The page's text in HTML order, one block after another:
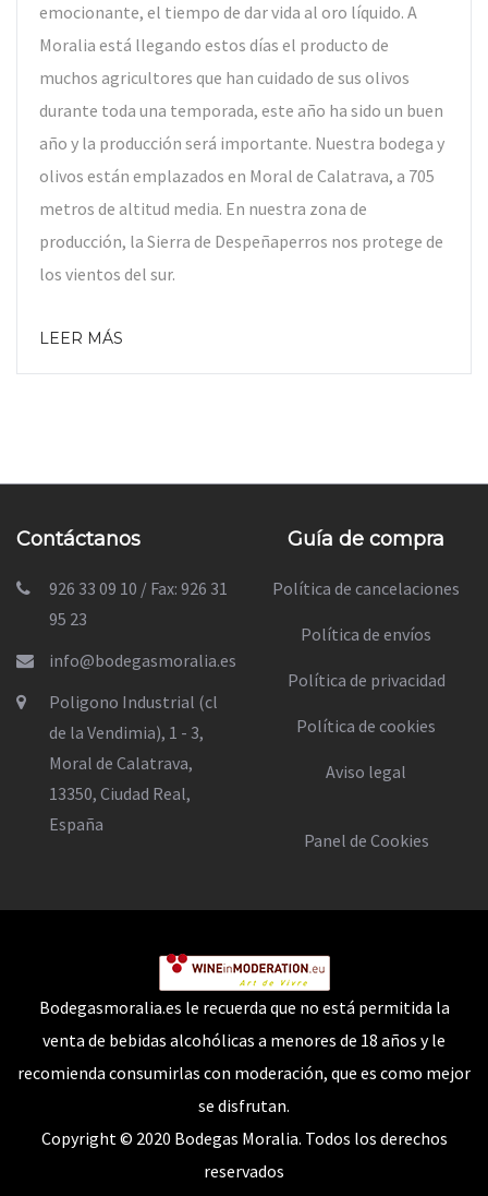
emocionante, el tiempo de dar vida al oro líquido. A
Moralia está llegando estos días el producto de
muchos agricultores que han cuidado de sus olivos
durante toda una temporada, este año ha sido un buen
año y la producción será importante. Nuestra bodega y
olivos están emplazados en Moral de Calatrava, a 705
metros de altitud media. En nuestra zona de
producción, la Sierra de Despeñaperros nos protege de
los vientos del sur.
LEER MÁS
Contáctanos
926 33 09 10 / Fax: 926 31
95 23
info@bodegasmoralia.es
Poligono Industrial (cl
de la Vendimia), 1 - 3,
Moral de Calatrava,
13350, Ciudad Real,
España
Guía de compra
Política de cancelaciones
Política de envíos
Política de privacidad
Política de cookies
Aviso legal
Panel de Cookies
Bodegasmoralia.es le recuerda que no está permitida la
venta de bebidas alcohólicas a menores de 18 años y le
recomienda consumirlas con moderación, que es como mejor
se disfrutan.
Copyright © 2020 Bodegas Moralia. Todos los derechos
reservados